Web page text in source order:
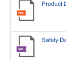
Product
Safety